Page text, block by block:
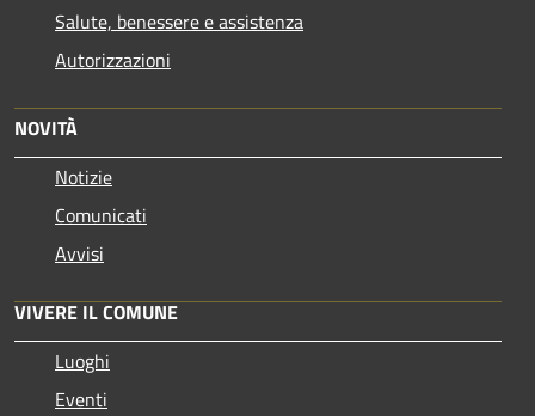
Salute, benessere e assistenza
Autorizzazioni
NOVITÀ
Notizie
Comunicati
Avvisi
VIVERE IL COMUNE
Luoghi
Eventi